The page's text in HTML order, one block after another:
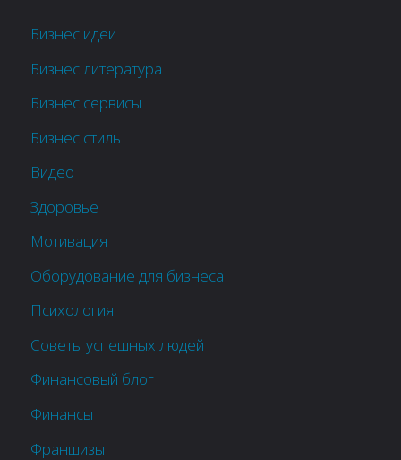
Бизнес идеи
Бизнес литература
Бизнес сервисы
Бизнес стиль
Видео
Здоровье
Мотивация
Оборудование для бизнеса
Психология
Советы успешных людей
Финансовый блог
Финансы
Франшизы